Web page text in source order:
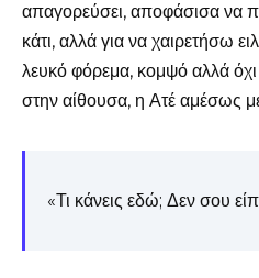
απαγορεύσει, αποφάσισα να
κάτι, αλλά για να χαιρετήσω
λευκό φόρεμα, κομψό αλλά όχι
στην αίθουσα, η Ατέ αμέσως
«Τι κάνεις εδώ; Δεν σου